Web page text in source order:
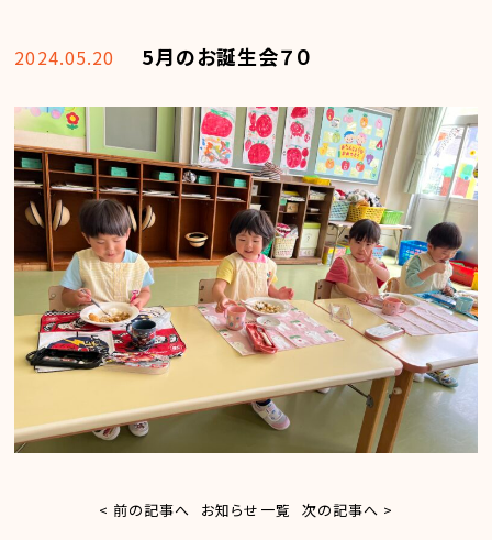
2024.05.20 5月のお誕生会７０
< 前の記事へ お知らせ一覧 次の記事へ >